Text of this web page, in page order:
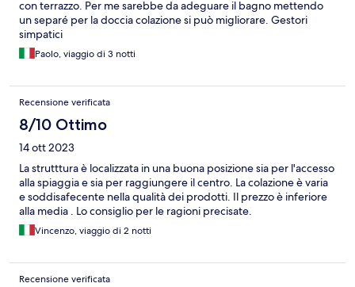
con terrazzo. Per me sarebbe da adeguare il bagno mettendo
un separé per la doccia colazione si può migliorare. Gestori
simpatici
Paolo, viaggio di 3 notti
Recensione verificata
8/10 Ottimo
14 ott 2023
La strutttura è localizzata in una buona posizione sia per l'accesso
alla spiaggia e sia per raggiungere il centro. La colazione è varia
e soddisafecente nella qualità dei prodotti. Il prezzo è inferiore
alla media . Lo consiglio per le ragioni precisate.
Vincenzo, viaggio di 2 notti
Recensione verificata